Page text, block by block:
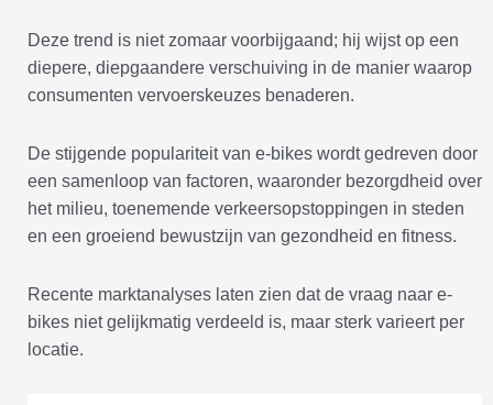
Deze trend is niet zomaar voorbijgaand; hij wijst op een
diepere, diepgaandere verschuiving in de manier waarop
consumenten vervoerskeuzes benaderen.
De stijgende populariteit van e-bikes wordt gedreven door
een samenloop van factoren, waaronder bezorgdheid over
het milieu, toenemende verkeersopstoppingen in steden
en een groeiend bewustzijn van gezondheid en fitness.
Recente marktanalyses laten zien dat de vraag naar e-
bikes niet gelijkmatig verdeeld is, maar sterk varieert per
locatie.